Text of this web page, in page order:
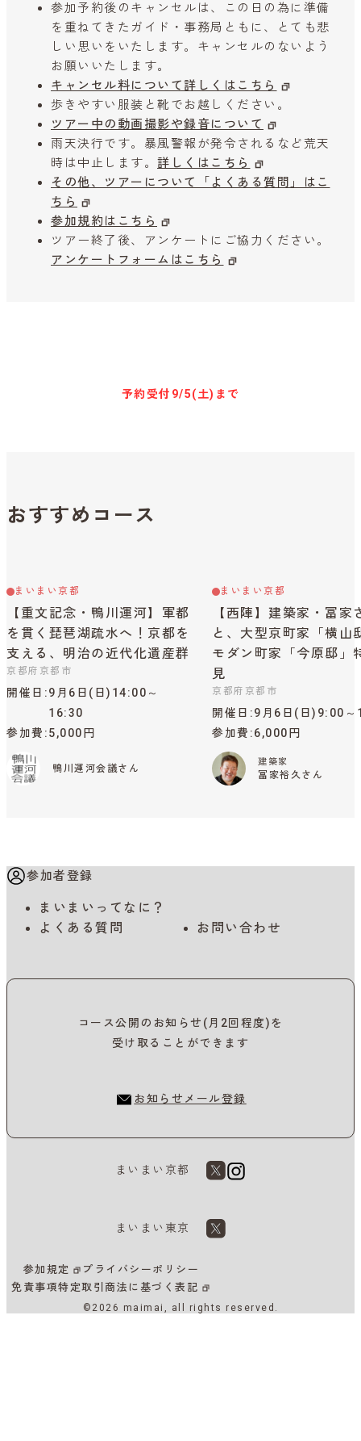
参加予約後のキャンセルは、この日の為に準備
を重ねてきたガイド・事務局ともに、とても悲
しい思いをいたします。キャンセルのないよう
お願いいたします。
キャンセル料について詳しくはこちら
歩きやすい服装と靴でお越しください。
ツアー中の動画撮影や録音について
雨天決行です。暴風警報が発令されるなど荒天
時は中止します。 詳しくはこちら
その他、ツアーについて「よくある質問」はこ
ちら
参加規約はこちら
ツアー終了後、アンケートにご協力ください。
アンケートフォームはこちら
予約受付 9/5(土)まで
おすすめコース
まいまい京都
【重文記念・鴨川運河】軍都
を貫く琵琶湖疏水へ！京都を
支える、明治の近代化遺産群
京都府京都市
開催日
9月6日(日)14:00～
16:30
参加費 5,000円
鴨川運河会議さん
まいまい京都
【西陣】建築家・冨家
と、大型京町家「横山
モダン町家「今原邸」
見
京都府京都市
開催日
9月6日(日)9:00
参加費 6,000円
建築家
冨家裕久さん
参加者登録
まいまいってなに？
よくある質問
お問い合わせ
コース公開のお知らせ(月2回程度)を
受け取ることができます
お知らせメール登録
まいまい京都
まいまい東京
参加規定
プライバシーポリシー
免責事項特定取引商法に基づく表記
©2026 maimai, all rights reserved.